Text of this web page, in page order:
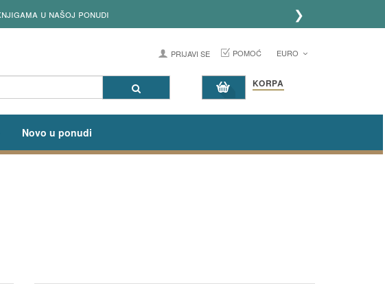
❯
PRIJAVI SE POMOĆ EURO
KORPA
Novo u ponudi